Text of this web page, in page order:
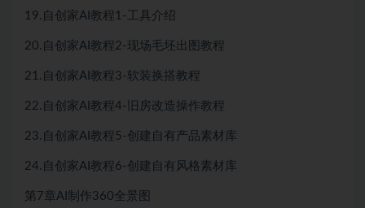
19.自创家AI教程1-工具介绍
20.自创家AI教程2-现场毛坯出图教程
21.自创家AI教程3-软装换搭教程
22.自创家AI教程4-旧房改造操作教程
23.自创家AI教程5-创建自有产品素材库
24.自创家AI教程6-创建自有风格素材库
第7章AI制作360全景图